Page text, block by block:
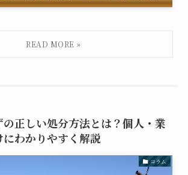
の正しい処分方法とは？個人・業
にわかりやすく解説
コラム